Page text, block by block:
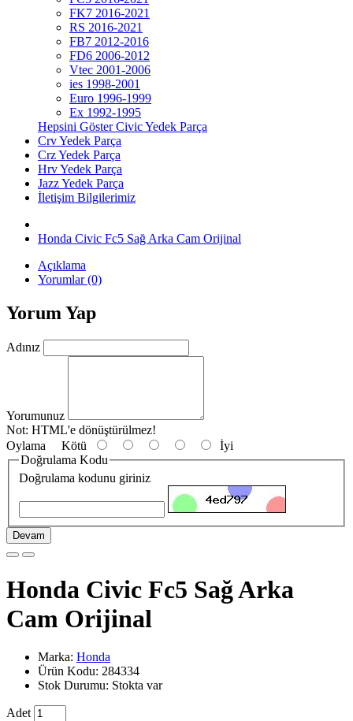
FK7 2016-2021
RS 2016-2021
FB7 2012-2016
FD6 2006-2012
Vtec 2001-2006
ies 1998-2001
Euro 1996-1999
Ex 1992-1995
Hepsini Göster Civic Yedek Parça
Crv Yedek Parça
Crz Yedek Parça
Hrv Yedek Parça
Jazz Yedek Parça
İletişim Bilgilerimiz
Honda Civic Fc5 Sağ Arka Cam Orijinal
Açıklama
Yorumlar (0)
Yorum Yap
Adınız
Yorumunuz
Not: HTML'e dönüştürülmez!
Oylama Kötü
İyi
Doğrulama Kodu
Doğrulama kodunu giriniz
Devam
Honda Civic Fc5 Sağ Arka
Cam Orijinal
Marka: Honda
Ürün Kodu: 284334
Stok Durumu: Stokta var
Adet